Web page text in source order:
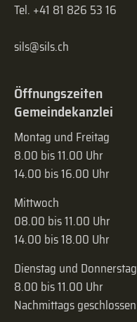
Tel. +41 81 826 53 16
sils@sils.ch
Öffnungszeiten
Gemeindekanzlei
Montag und Freitag
8.00 bis 11.00 Uhr
14.00 bis 16.00 Uhr
Mittwoch
08.00 bis 11.00 Uhr
14.00 bis 18.00 Uhr
Dienstag und Donnerstag
8.00 bis 11.00 Uhr
Nachmittags geschlossen